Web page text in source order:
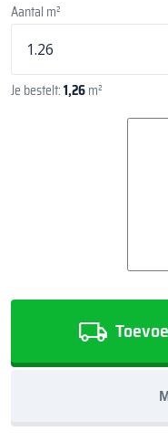
Aantal m²
Je bestelt:1,26m²